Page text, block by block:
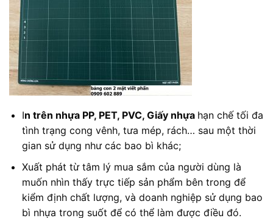
In trên nhựa PP, PET, PVC, Giấy nhựa hạn chế tối đa
tình trạng cong vênh, tưa mép, rách… sau một thời
gian sử dụng như các bao bì khác;
Xuất phát từ tâm lý mua sắm của người dùng là
muốn nhìn thấy trực tiếp sản phẩm bên trong để
kiểm định chất lượng, và doanh nghiệp sử dụng bao
bì nhựa trong suốt để có thể làm được điều đó.